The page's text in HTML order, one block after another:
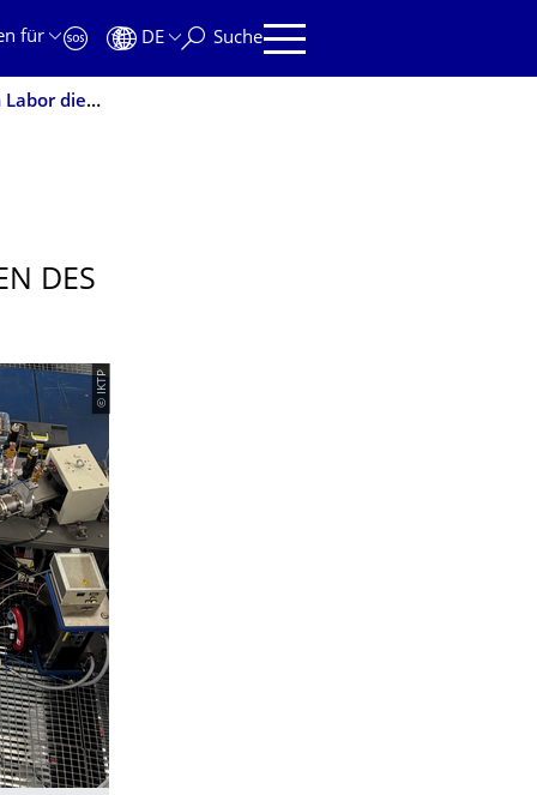
für
DE Suche
Den Urknall vermessen: TUD-Forscher untersuchen im Labor die ersten Minuten des Universums
DES
© IKTP